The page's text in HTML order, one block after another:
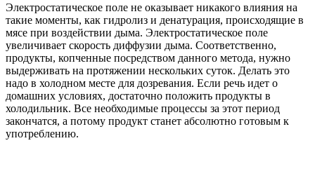
Электростатическое поле не оказывает никакого влияния на
такие моменты, как гидролиз и денатурация, происходящие в
мясе при воздействии дыма. Электростатическое поле
увеличивает скорость диффузии дыма. Соответственно,
продукты, копченные посредством данного метода, нужно
выдерживать на протяжении нескольких суток. Делать это
надо в холодном месте для дозревания. Если речь идет о
домашних условиях, достаточно положить продукты в
холодильник. Все необходимые процессы за этот период
закончатся, а потому продукт станет абсолютно готовым к
употреблению.